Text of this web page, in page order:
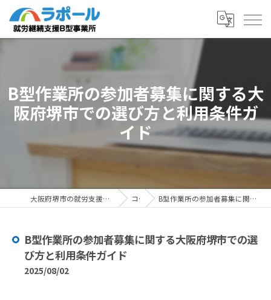
B型作業所の参加者募集に関する大
阪府堺市での選び方と利用条件ガ
イド
大阪府堺市の就労支援ならラポール 就労継続支援B型事業所 コラム B型作業所の参加者募集に関する大阪府堺市での選び方と利用条件ガイド
B型作業所の参加者募集に関する大阪府堺市での選
び方と利用条件ガイド
2025/08/02